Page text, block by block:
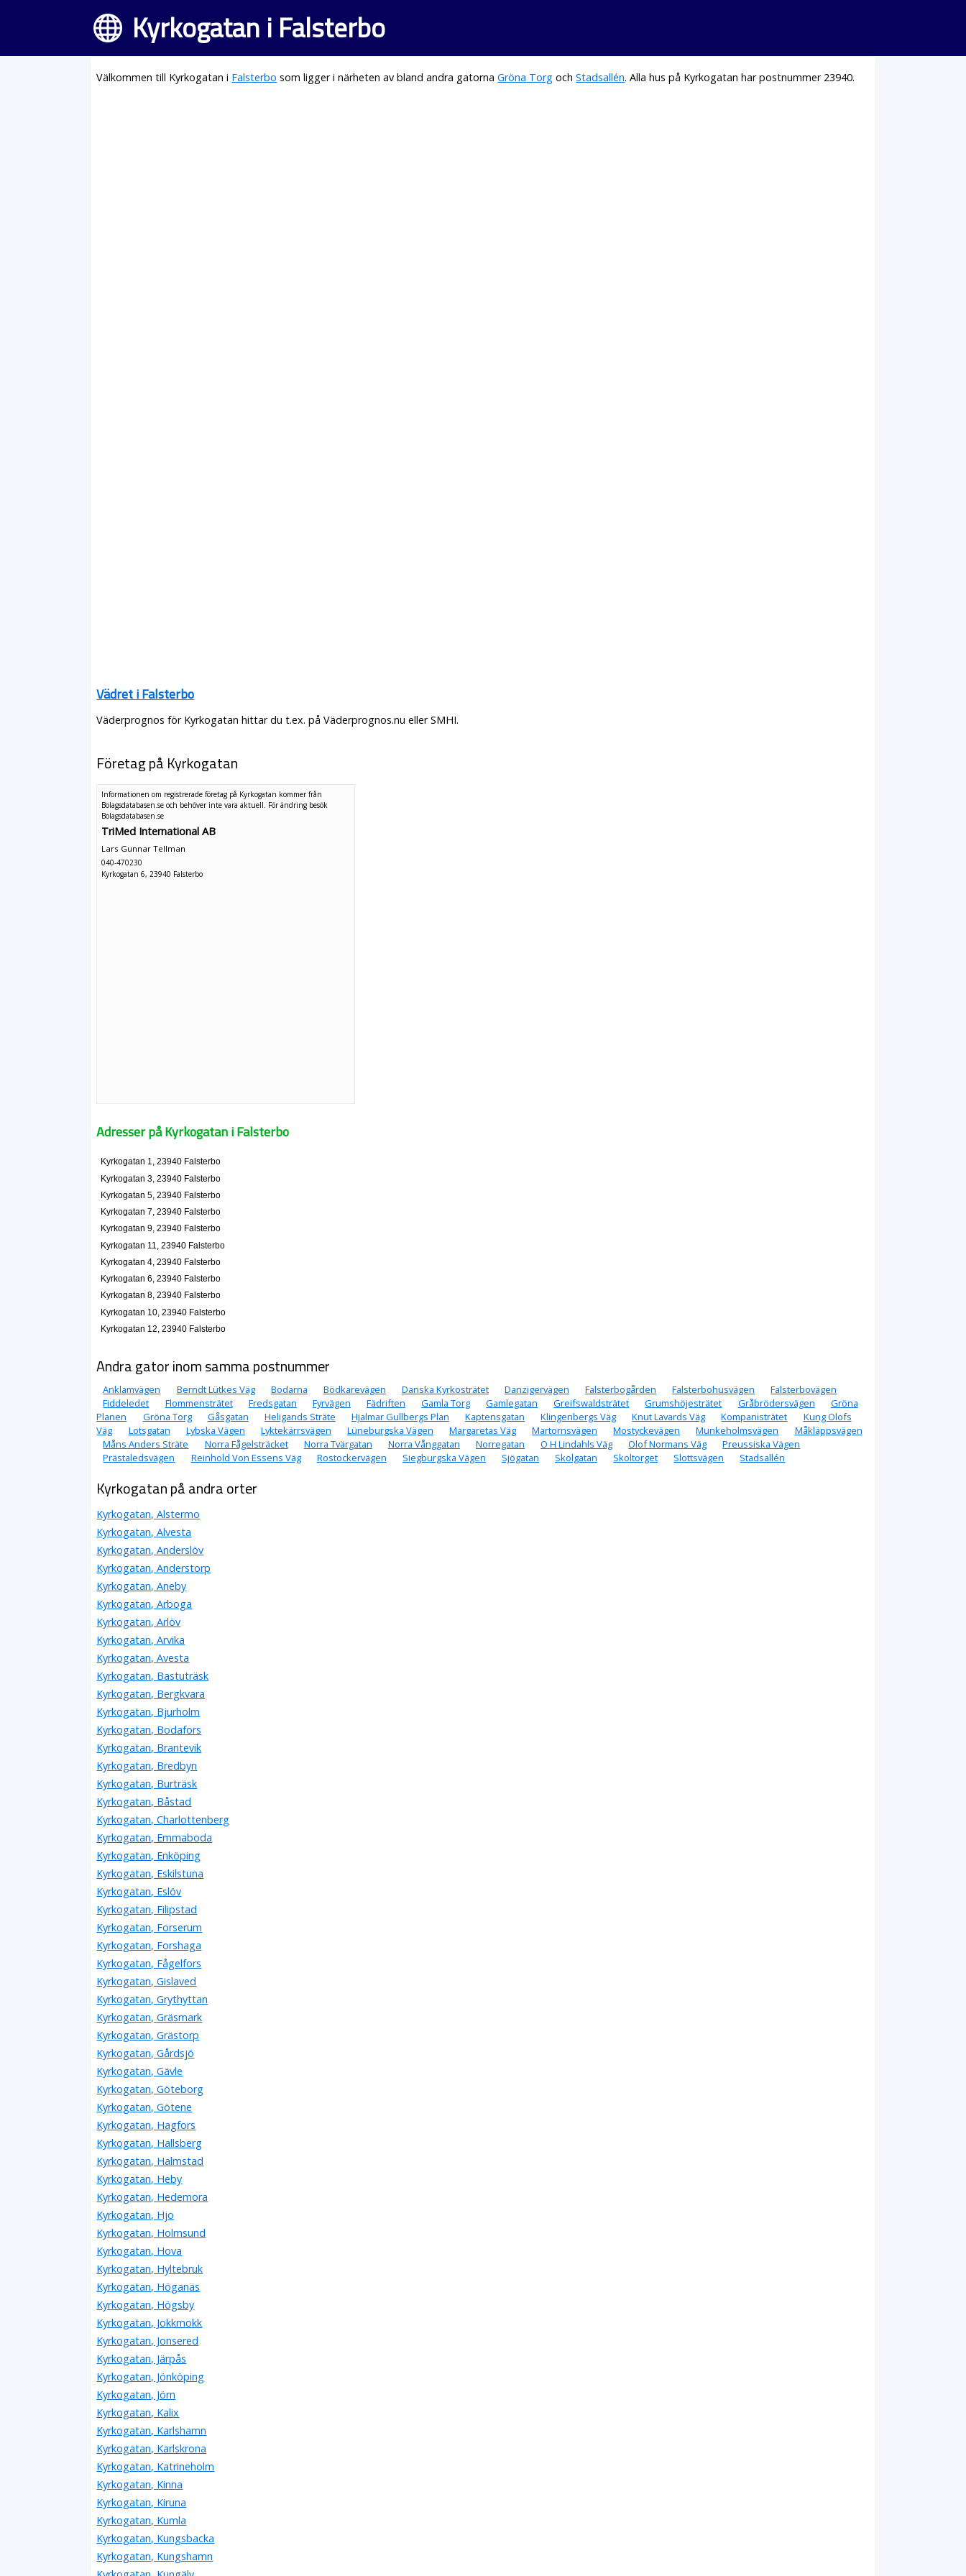
Kyrkogatan i Falsterbo
Välkommen till Kyrkogatan i Falsterbo som ligger i närheten av bland andra gatornaGröna Torg ochStadsallén. Alla hus på Kyrkogatan har postnummer 23940.
Vädret i Falsterbo
Väderprognos för Kyrkogatan hittar du t.ex. på Väderprognos.nu eller SMHI.
Företag på Kyrkogatan
Informationen om registrerade företag på Kyrkogatan kommer från
Bolagsdatabasen.se och behöver inte vara aktuell. För ändring besök
Bolagsdatabasen.se
TriMed International AB
Lars Gunnar Tellman
040-470230
Kyrkogatan 6, 23940 Falsterbo
Adresser på Kyrkogatan i Falsterbo
Kyrkogatan 1, 23940 Falsterbo
Kyrkogatan 3, 23940 Falsterbo
Kyrkogatan 5, 23940 Falsterbo
Kyrkogatan 7, 23940 Falsterbo
Kyrkogatan 9, 23940 Falsterbo
Kyrkogatan 11, 23940 Falsterbo
Kyrkogatan 4, 23940 Falsterbo
Kyrkogatan 6, 23940 Falsterbo
Kyrkogatan 8, 23940 Falsterbo
Kyrkogatan 10, 23940 Falsterbo
Kyrkogatan 12, 23940 Falsterbo
Andra gator inom samma postnummer
Anklamvägen Berndt Lütkes Väg Bodarna Bödkarevägen Danska Kyrkosträtet Danzigervägen Falsterbogården Falsterbohusvägen
Falsterbovägen
Fiddeledet
Flommensträtet Fredsgatan Fyrvägen Fädriften Gamla Torg Gamlegatan Greifswaldsträtet Grumshöjesträtet Gråbrödersvägen
Gröna
Planen
Gröna Torg Gåsgatan Heligands Sträte Hjalmar Gullbergs Plan Kaptensgatan Klingenbergs Väg Knut Lavards Väg Kompanisträtet
Kung Olofs
Väg
Lotsgatan Lybska Vägen Lyktekärrsvägen Lüneburgska Vägen Margaretas Väg Martornsvägen Mostyckevägen Munkeholmsvägen
Måkläppsvägen
Måns Anders Sträte
Norra Fågelsträcket Norra Tvärgatan Norra Vånggatan Norregatan O H Lindahls Väg Olof Normans Väg
Preussiska Vägen
Prästaledsvägen
Reinhold Von Essens Väg Rostockervägen Siegburgska Vägen Sjögatan Skolgatan Skoltorget Slottsvägen Stadsallén
Kyrkogatan på andra orter
Kyrkogatan, Alstermo
Kyrkogatan, Alvesta
Kyrkogatan, Anderslöv
Kyrkogatan, Anderstorp
Kyrkogatan, Aneby
Kyrkogatan, Arboga
Kyrkogatan, Arlöv
Kyrkogatan, Arvika
Kyrkogatan, Avesta
Kyrkogatan, Bastuträsk
Kyrkogatan, Bergkvara
Kyrkogatan, Bjurholm
Kyrkogatan, Bodafors
Kyrkogatan, Brantevik
Kyrkogatan, Bredbyn
Kyrkogatan, Burträsk
Kyrkogatan, Båstad
Kyrkogatan, Charlottenberg
Kyrkogatan, Emmaboda
Kyrkogatan, Enköping
Kyrkogatan, Eskilstuna
Kyrkogatan, Eslöv
Kyrkogatan, Filipstad
Kyrkogatan, Forserum
Kyrkogatan, Forshaga
Kyrkogatan, Fågelfors
Kyrkogatan, Gislaved
Kyrkogatan, Grythyttan
Kyrkogatan, Gräsmark
Kyrkogatan, Grästorp
Kyrkogatan, Gårdsjö
Kyrkogatan, Gävle
Kyrkogatan, Göteborg
Kyrkogatan, Götene
Kyrkogatan, Hagfors
Kyrkogatan, Hallsberg
Kyrkogatan, Halmstad
Kyrkogatan, Heby
Kyrkogatan, Hedemora
Kyrkogatan, Hjo
Kyrkogatan, Holmsund
Kyrkogatan, Hova
Kyrkogatan, Hyltebruk
Kyrkogatan, Höganäs
Kyrkogatan, Högsby
Kyrkogatan, Jokkmokk
Kyrkogatan, Jonsered
Kyrkogatan, Järpås
Kyrkogatan, Jönköping
Kyrkogatan, Jörn
Kyrkogatan, Kalix
Kyrkogatan, Karlshamn
Kyrkogatan, Karlskrona
Kyrkogatan, Katrineholm
Kyrkogatan, Kinna
Kyrkogatan, Kiruna
Kyrkogatan, Kumla
Kyrkogatan, Kungsbacka
Kyrkogatan, Kungshamn